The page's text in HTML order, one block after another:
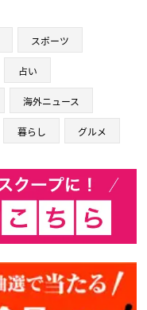
スポーツ
占い
海外ニュース
暮らし グルメ